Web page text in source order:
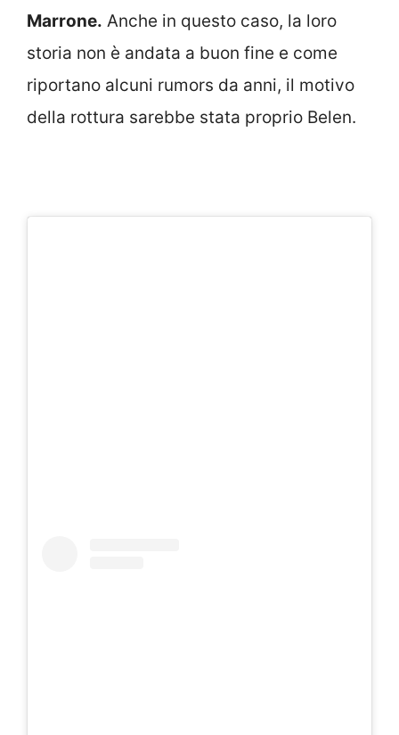
Marrone. Anche in questo caso, la loro
storia non è andata a buon fine e come
riportano alcuni rumors da anni, il motivo
della rottura sarebbe stata proprio Belen.